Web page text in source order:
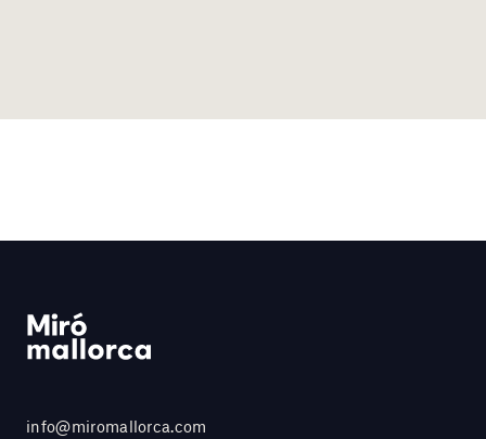
info@miromallorca.com